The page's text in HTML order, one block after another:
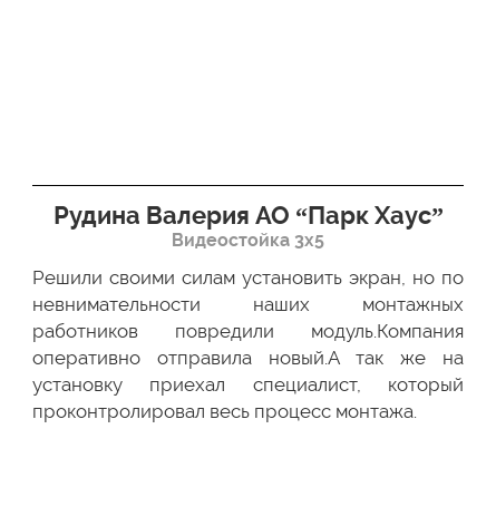
Рудина Валерия АО “Парк Хаус”
Видеостойка 3х5
Решили своими силам установить экран, но по
невнимательности наших монтажных
работников повредили модуль.Компания
оперативно отправила новый.А так же на
установку приехал специалист, который
проконтролировал весь процесс монтажа.